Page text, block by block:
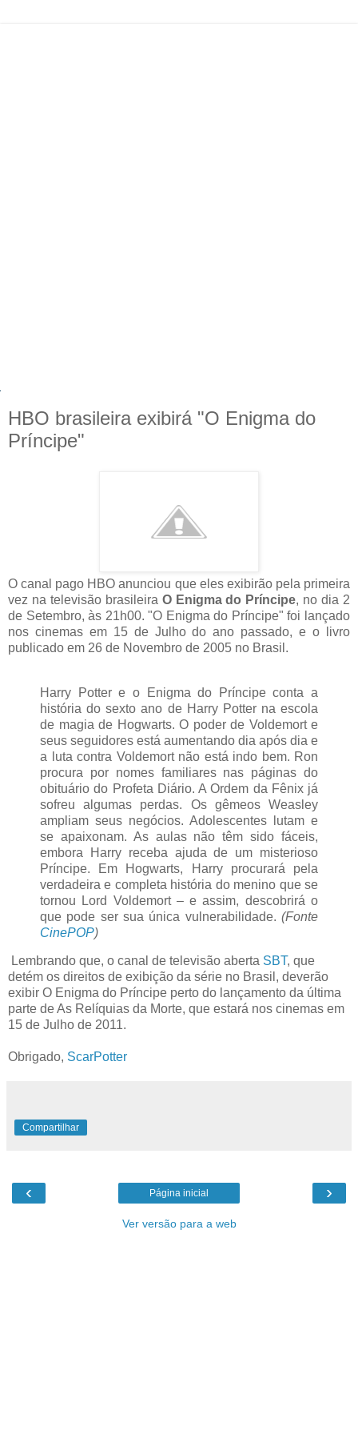
HBO brasileira exibirá "O Enigma do
Príncipe"
O canal pago HBO anunciou que eles exibirão pela primeira
vez na televisão brasileira O Enigma do Príncipe, no dia 2
de Setembro, às 21h00. "O Enigma do Príncipe" foi lançado
nos cinemas em 15 de Julho do ano passado, e o livro
publicado em 26 de Novembro de 2005 no Brasil.
Harry Potter e o Enigma do Príncipe conta a
história do sexto ano de Harry Potter na escola
de magia de Hogwarts. O poder de Voldemort e
seus seguidores está aumentando dia após dia e
a luta contra Voldemort não está indo bem. Ron
procura por nomes familiares nas páginas do
obituário do Profeta Diário. A Ordem da Fênix já
sofreu algumas perdas. Os gêmeos Weasley
ampliam seus negócios. Adolescentes lutam e
se apaixonam. As aulas não têm sido fáceis,
embora Harry receba ajuda de um misterioso
Príncipe. Em Hogwarts, Harry procurará pela
verdadeira e completa história do menino que se
tornou Lord Voldemort – e assim, descobrirá o
que pode ser sua única vulnerabilidade. (Fonte
CinePOP)
Lembrando que, o canal de televisão aberta SBT, que
detém os direitos de exibição da série no Brasil, deverão
exibir O Enigma do Príncipe perto do lançamento da última
parte de As Relíquias da Morte, que estará nos cinemas em
15 de Julho de 2011.
Obrigado, ScarPotter
Compartilhar
‹ ›
Página inicial
Ver versão para a web